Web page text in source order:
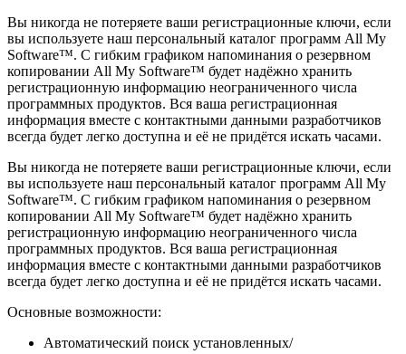
Вы никогда не потеряете ваши регистрационные ключи, если
вы используете наш персональный каталог программ All My
Software™. С гибким графиком напоминания о резервном
копировании All My Software™ будет надёжно хранить
регистрационную информацию неограниченного числа
программных продуктов. Вся ваша регистрационная
информация вместе с контактными данными разработчиков
всегда будет легко доступна и её не придётся искать часами.
Вы никогда не потеряете ваши регистрационные ключи, если
вы используете наш персональный каталог программ All My
Software™. С гибким графиком напоминания о резервном
копировании All My Software™ будет надёжно хранить
регистрационную информацию неограниченного числа
программных продуктов. Вся ваша регистрационная
информация вместе с контактными данными разработчиков
всегда будет легко доступна и её не придётся искать часами.
Основные возможности:
Автоматический поиск установленных/